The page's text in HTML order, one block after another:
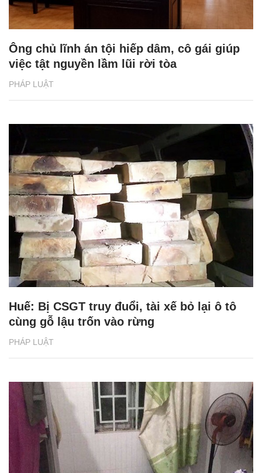
PHÁP LUẬT
Ông chủ lĩnh án tội hiếp dâm, cô gái giúp
việc tật nguyền lầm lũi rời tòa
PHÁP LUẬT
Huế: Bị CSGT truy đuổi, tài xế bỏ lại ô tô
cùng gỗ lậu trốn vào rừng